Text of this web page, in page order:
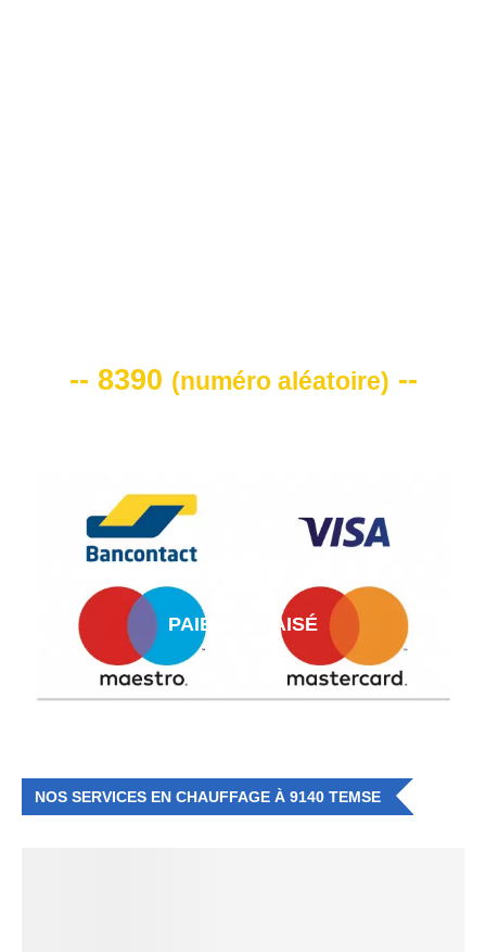
-- 8390 (numéro aléatoire) --
PAIEMENT AISÉ
NOS SERVICES EN CHAUFFAGE À 9140 TEMSE